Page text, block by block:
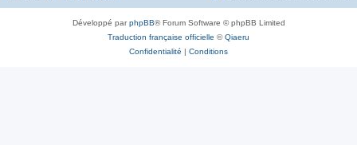
Développé parphpBB® Forum Software © phpBB Limited
Traduction française officielle ©Qiaeru
Confidentialité | Conditions